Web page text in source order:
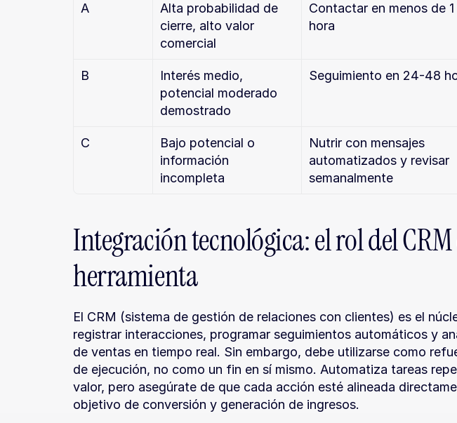
A
Alta probabilidad de
cierre, alto valor
comercial
Contactar en menos de 1
hora
B
Interés medio,
potencial moderado
demostrado
Seguimiento en 24-48
C
Bajo potencial o
información
incompleta
Nutrir con mensajes
automatizados y revisar
semanalmente
Integración tecnológica: el rol del
herramienta
El CRM (sistema de gestión de relaciones con clientes) es el
registrar interacciones, programar seguimientos automáticos y
de ventas en tiempo real. Sin embargo, debe utilizarse como
de ejecución, no como un fin en sí mismo. Automatiza tareas
valor, pero asegúrate de que cada acción esté alineada
objetivo de conversión y generación de ingresos.